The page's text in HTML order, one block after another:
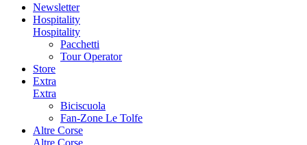
Newsletter
Hospitality
Hospitality
Pacchetti
Tour Operator
Store
Extra
Extra
Biciscuola
Fan-Zone Le Tolfe
Altre Corse
Altre Corse